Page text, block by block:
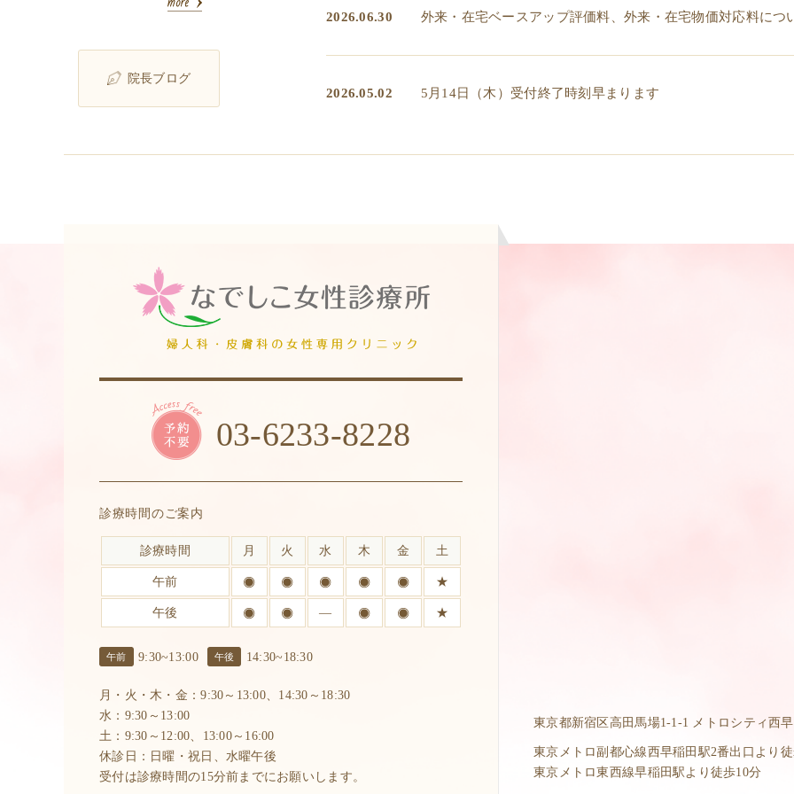
院長ブログ
2026.06.30 外来・在宅ベースアップ評価料、外来・在宅物価対応料につ
2026.05.02 5月14日（木）受付終了時刻早まります
03-6233-8228
診療時間のご案内
診療時間 月 火 水 木 金 土
午前 ★
午後 ― ★
午前 9:30~13:00 午後 14:30~18:30
月・火・木・金：9:30～13:00、14:30～18:30
水：9:30～13:00
土：9:30～12:00、13:00～16:00
休診日：日曜・祝日、水曜午後
受付は診療時間の15分前までにお願いします。
東京都新宿区高田馬場1-1-1 メトロシティ西
東京メトロ副都心線西早稲田駅2番出口より
東京メトロ東西線早稲田駅より徒歩10分